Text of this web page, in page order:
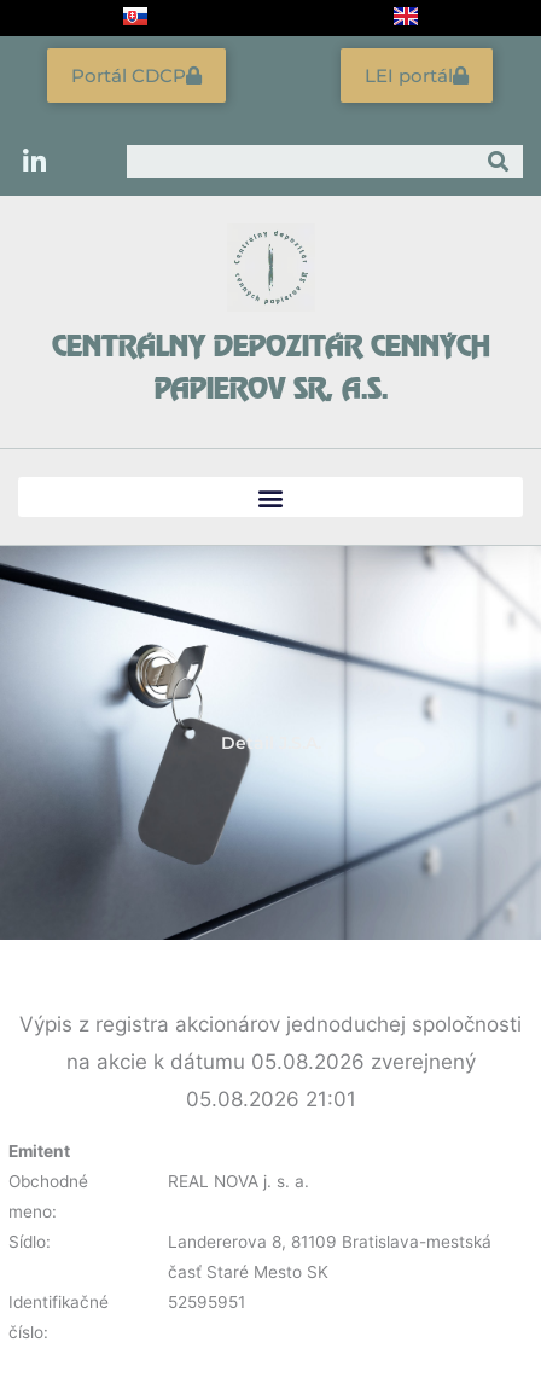
Vyhľadať
LEI portál
Portál CDCP
CENTRÁLNY DEPOZITÁR CENNÝCH
PAPIEROV SR, A.S.
Detail J.S.A.
Výpis z registra akcionárov jednoduchej spoločnosti
na akcie k dátumu 05.08.2026 zverejnený
05.08.2026 21:01
Emitent
Obchodné
meno:
REAL NOVA j. s. a.
Sídlo:
Landererova 8, 81109 Bratislava-mestská
časť Staré Mesto SK
Identifikačné
číslo:
52595951